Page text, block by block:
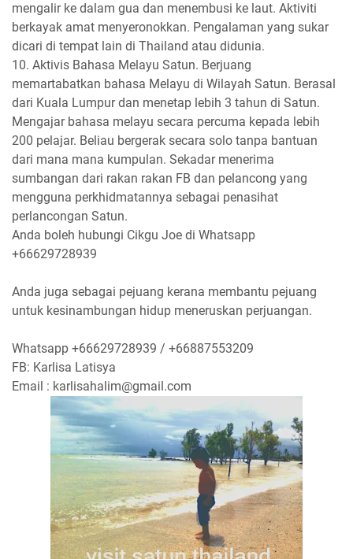
mengalir ke dalam gua dan menembusi ke laut. Aktiviti
berkayak amat menyeronokkan. Pengalaman yang sukar
dicari di tempat lain di Thailand atau didunia.
10. Aktivis Bahasa Melayu Satun. Berjuang
memartabatkan bahasa Melayu di Wilayah Satun. Berasal
dari Kuala Lumpur dan menetap lebih 3 tahun di Satun.
Mengajar bahasa melayu secara percuma kepada lebih
200 pelajar. Beliau bergerak secara solo tanpa bantuan
dari mana mana kumpulan. Sekadar menerima
sumbangan dari rakan rakan FB dan pelancong yang
mengguna perkhidmatannya sebagai penasihat
perlancongan Satun.
Anda boleh hubungi Cikgu Joe di Whatsapp
+66629728939
Anda juga sebagai pejuang kerana membantu pejuang
untuk kesinambungan hidup meneruskan perjuangan.
Whatsapp +66629728939 / +66887553209
FB: Karlisa Latisya
Email : karlisahalim@gmail.com